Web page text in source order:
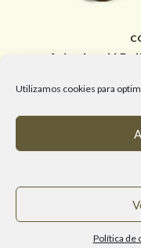
Utilizamos cookies para
Política de
Aviso legal|
T. 955 472 903 / M.